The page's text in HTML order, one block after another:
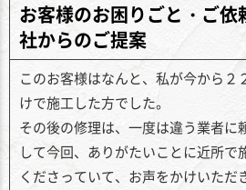
お客様のお困りごと・ご
社からのご提案
このお客様はなんと、私が今から２
けで施工した方でした。
その後の修理は、一度は違う業者に
して今回、ありがたいことに近所で
くださっていて、お声をかけいただ